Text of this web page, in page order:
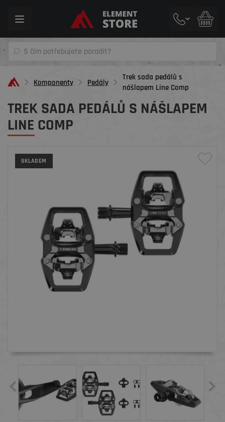
Toggle
Komponenty Pedály
Trek sada pedálů s
nášlapem Line Comp
TREK SADA PEDÁLŮ S NÁŠLAPEM
LINE COMP
SKLADEM